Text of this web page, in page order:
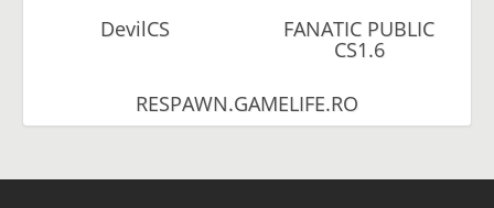
DevilCS
FANATIC PUBLIC
CS1.6
RESPAWN.GAMELIFE.RO